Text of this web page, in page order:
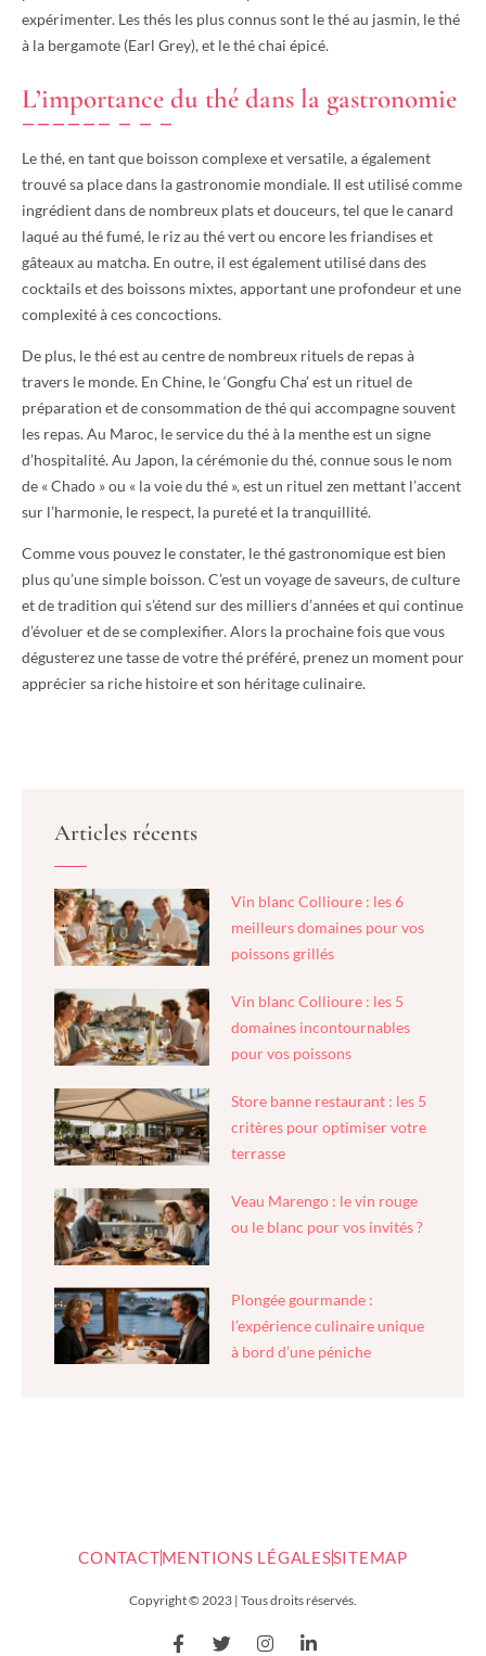
expérimenter. Les thés les plus connus sont le thé au jasmin, le thé
à la bergamote (Earl Grey), et le thé chai épicé.
L’importance du thé dans la gastronomie
Le thé, en tant que boisson complexe et versatile, a également
trouvé sa place dans la gastronomie mondiale. Il est utilisé comme
ingrédient dans de nombreux plats et douceurs, tel que le canard
laqué au thé fumé, le riz au thé vert ou encore les friandises et
gâteaux au matcha. En outre, il est également utilisé dans des
cocktails et des boissons mixtes, apportant une profondeur et une
complexité à ces concoctions.
De plus, le thé est au centre de nombreux rituels de repas à
travers le monde. En Chine, le ‘Gongfu Cha’ est un rituel de
préparation et de consommation de thé qui accompagne souvent
les repas. Au Maroc, le service du thé à la menthe est un signe
d’hospitalité. Au Japon, la cérémonie du thé, connue sous le nom
de « Chado » ou « la voie du thé », est un rituel zen mettant l’accent
sur l’harmonie, le respect, la pureté et la tranquillité.
Comme vous pouvez le constater, le thé gastronomique est bien
plus qu’une simple boisson. C’est un voyage de saveurs, de culture
et de tradition qui s’étend sur des milliers d’années et qui continue
d’évoluer et de se complexifier. Alors la prochaine fois que vous
dégusterez une tasse de votre thé préféré, prenez un moment pour
apprécier sa riche histoire et son héritage culinaire.
Articles récents
Vin blanc Collioure : les 6
meilleurs domaines pour vos
poissons grillés
Vin blanc Collioure : les 5
domaines incontournables
pour vos poissons
Store banne restaurant : les 5
critères pour optimiser votre
terrasse
Veau Marengo : le vin rouge
ou le blanc pour vos invités ?
Plongée gourmande :
l’expérience culinaire unique
à bord d’une péniche
CONTACTMENTIONS LÉGALESSITEMAP
Copyright © 2023 | Tous droits réservés.